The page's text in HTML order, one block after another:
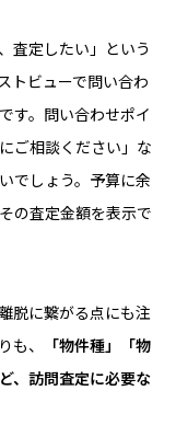
査定したい」という
トビューで問い合わ
す。問い合わせポイ
ご相談ください」な
でしょう。予算に余
の査定金額を表示で
脱に繋がる点にも注
も、
「物件種」「物
、訪問査定に必要な